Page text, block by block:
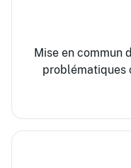
Mise en commun
problématiques